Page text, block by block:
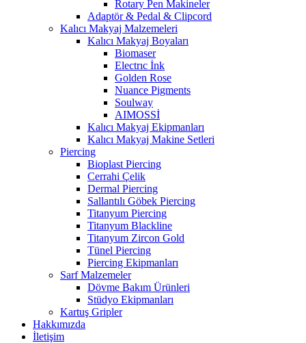
Rotary Pen Makineler
Adaptör & Pedal & Clipcord
Kalıcı Makyaj Malzemeleri
Kalıcı Makyaj Boyaları
Biomaser
Electrıc İnk
Golden Rose
Nuance Pigments
Soulway
AIMOSSİ
Kalıcı Makyaj Ekipmanları
Kalıcı Makyaj Makine Setleri
Piercing
Bioplast Piercing
Cerrahi Çelik
Dermal Piercing
Sallantılı Göbek Piercing
Titanyum Piercing
Titanyum Blackline
Titanyum Zircon Gold
Tünel Piercing
Piercing Ekipmanları
Sarf Malzemeler
Dövme Bakım Ürünleri
Stüdyo Ekipmanları
Kartuş Gripler
Hakkımızda
İletişim